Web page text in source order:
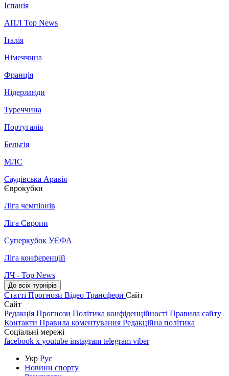
Іспанія
АПЛ Top News
Італія
Німеччина
Франція
Нідерланди
Туреччина
Португалія
Бельгія
МЛС
Саудівська Аравія
Єврокубки
Ліга чемпіонів
Ліга Європи
Суперкубок УЄФА
Ліга конференцій
ЛЧ - Top News
До всіх турнірів
Статті Прогнози Відео Трансфери Сайт
Сайт
Редакція Прогнози Політика конфіденційності Правила сайту
Контакти Правила коментування Редакційна політика
Соціальні мережі
facebook x youtube instagram telegram viber
Укр Рус
Новини спорту